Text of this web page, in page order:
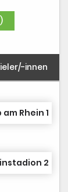
innen
am Rhein 1
2